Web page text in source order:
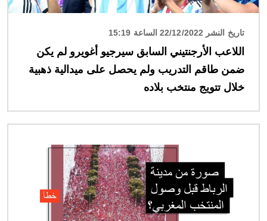
تاريخ النشر 22/12/2022 الساعة 15:19
اللاعب الأرجنتيني السابق سيرجيو أغويرو لم يكن
ضمن طاقم التدريب ولم يحصل على ميدالية ذهبية
خلال تتويج منتخب بلاده